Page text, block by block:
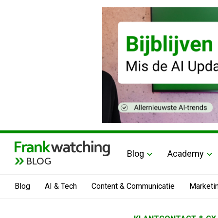
BLOG
Blog Academy
Blog AI & Tech Content & Communicatie